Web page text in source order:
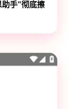
手”彻底擦